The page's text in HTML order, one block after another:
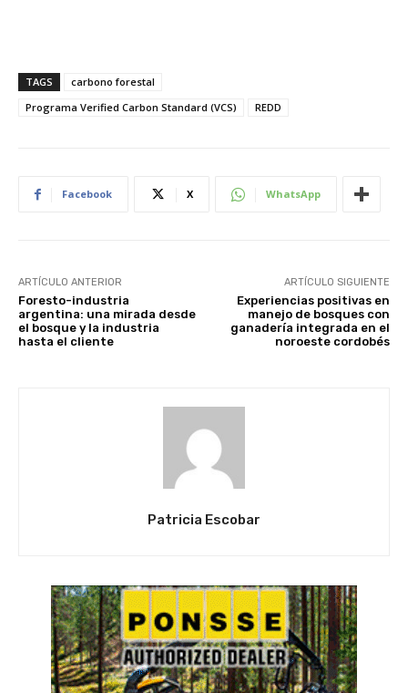
TAGS
carbono forestal
Programa Verified Carbon Standard (VCS)
REDD
Facebook X WhatsApp
ARTÍCULO ANTERIOR
Foresto-industria
argentina: una mirada desde
el bosque y la industria
hasta el cliente
ARTÍCULO SIGUIENTE
Experiencias positivas en
manejo de bosques con
ganadería integrada en el
noroeste cordobés
Patricia Escobar